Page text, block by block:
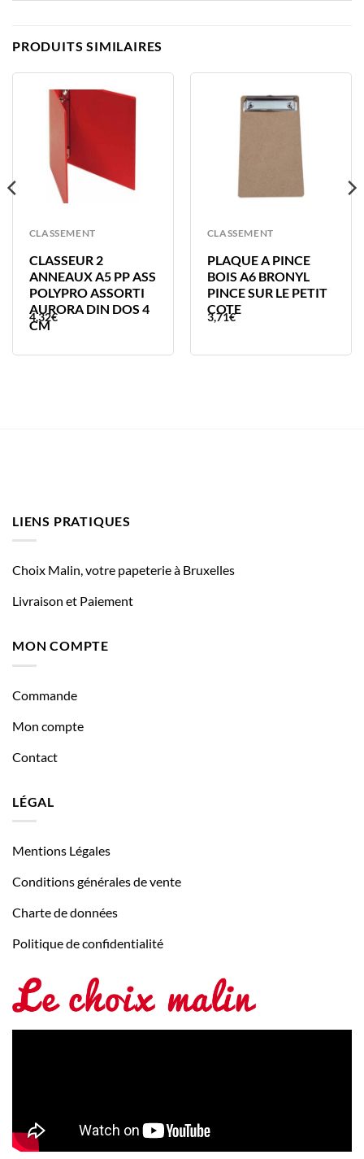
PRODUITS SIMILAIRES
CLASSEMENT
CLASSEUR 2
ANNEAUX A5 PP ASS
POLYPRO ASSORTI
AURORA DIN DOS 4
CM
4,32€
CLASSEMENT
PLAQUE A PINCE
BOIS A6 BRONYL
PINCE SUR LE PETIT
COTE
3,71€
LIENS PRATIQUES
Choix Malin, votre papeterie à Bruxelles
Livraison et Paiement
MON COMPTE
Commande
Mon compte
Contact
LÉGAL
Mentions Légales
Conditions générales de vente
Charte de données
Politique de confidentialité